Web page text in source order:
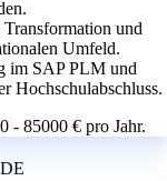
und
Umfeld.
im SAP PLM und
Hochschulabschluss.
- 85000 € pro Jahr.